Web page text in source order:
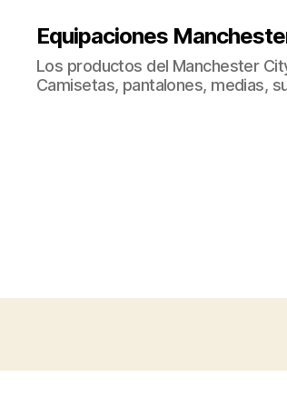
Equipaciones
Los productos del Manchester
Camisetas, pantalones, medias,